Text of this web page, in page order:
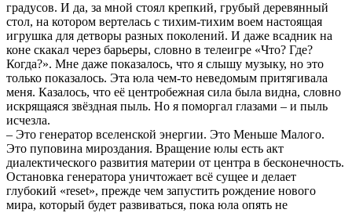
градусов. И да, за мной стоял крепкий, грубый деревянный
стол, на котором вертелась с тихим-тихим воем настоящая
игрушка для детворы разных поколений. И даже всадник на
коне скакал через барьеры, словно в телеигре «Что? Где?
Когда?». Мне даже показалось, что я слышу музыку, но это
только показалось. Эта юла чем-то неведомым притягивала
меня. Казалось, что её центробежная сила была видна, словно
искрящаяся звёздная пыль. Но я поморгал глазами – и пыль
исчезла.
– Это генератор вселенской энергии. Это Меньше Малого.
Это пуповина мироздания. Вращение юлы есть акт
диалектического развития материи от центра в бесконечность.
Остановка генератора уничтожает всё сущее и делает
глубокий «reset», прежде чем запустить рождение нового
мира, который будет развиваться, пока юла опять не